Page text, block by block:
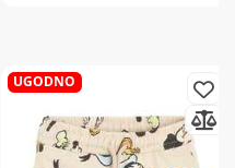
UGODNO